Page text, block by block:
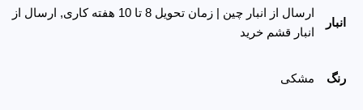
انبار
ارسال از انبار چین | زمان تحویل 8 تا 10 هفته کاری, ارسال از
انبار قشم خرید
رنگ مشکی